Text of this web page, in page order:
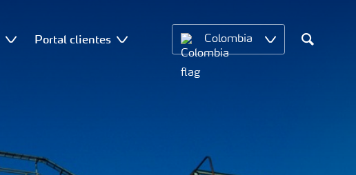
Portal clientes Colombia
Search